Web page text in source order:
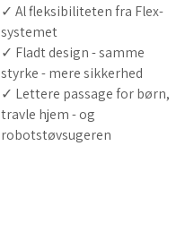
✓ Al fleksibiliteten fra Flex-
systemet
✓ ​Fladt design - samme
styrke - mere sikkerhed
✓ Lettere passage for børn,
travle hjem - og
robotstøvsugeren